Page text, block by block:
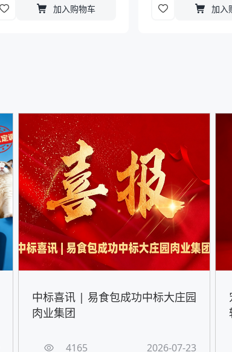
加入购物车 加入
中标喜讯 | 易食包成功中标大庄园
肉业集团
4165 2026-07-23